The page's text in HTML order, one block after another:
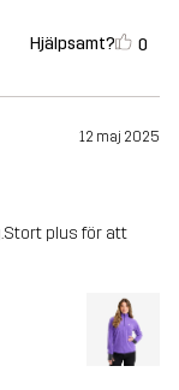
Hjälpsamt? 0
12 maj 2025
plus för att